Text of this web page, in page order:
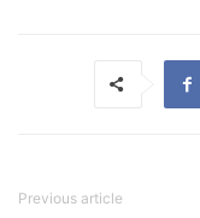
Previous article